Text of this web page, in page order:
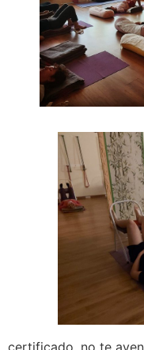
certificado, no te